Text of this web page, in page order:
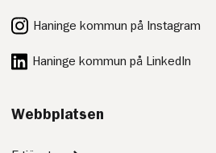
Haninge kommun på Instagram
Haninge kommun på LinkedIn
Webbplatsen